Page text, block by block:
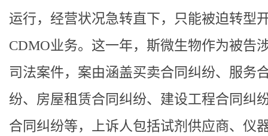
运行，经营状况急转直下，只能被迫转型
CDMO业务。这一年，斯微生物作为被告
司法案件，案由涵盖买卖合同纠纷、服务
纷、房屋租赁合同纠纷、建设工程合同纠
合同纠纷等，上诉人包括试剂供应商、仪